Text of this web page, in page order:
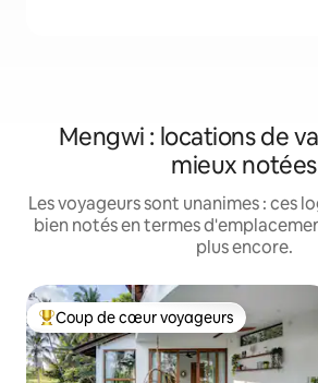
Mengwi : locations de
mieux notées
Les voyageurs sont unanimes : ces
bien notés en termes
plus encore.
Coups de cœur voyageurs les plus
Coup de cœur voyageurs